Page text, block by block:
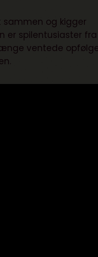
og kigger
er spilentusiaster fra
ventede